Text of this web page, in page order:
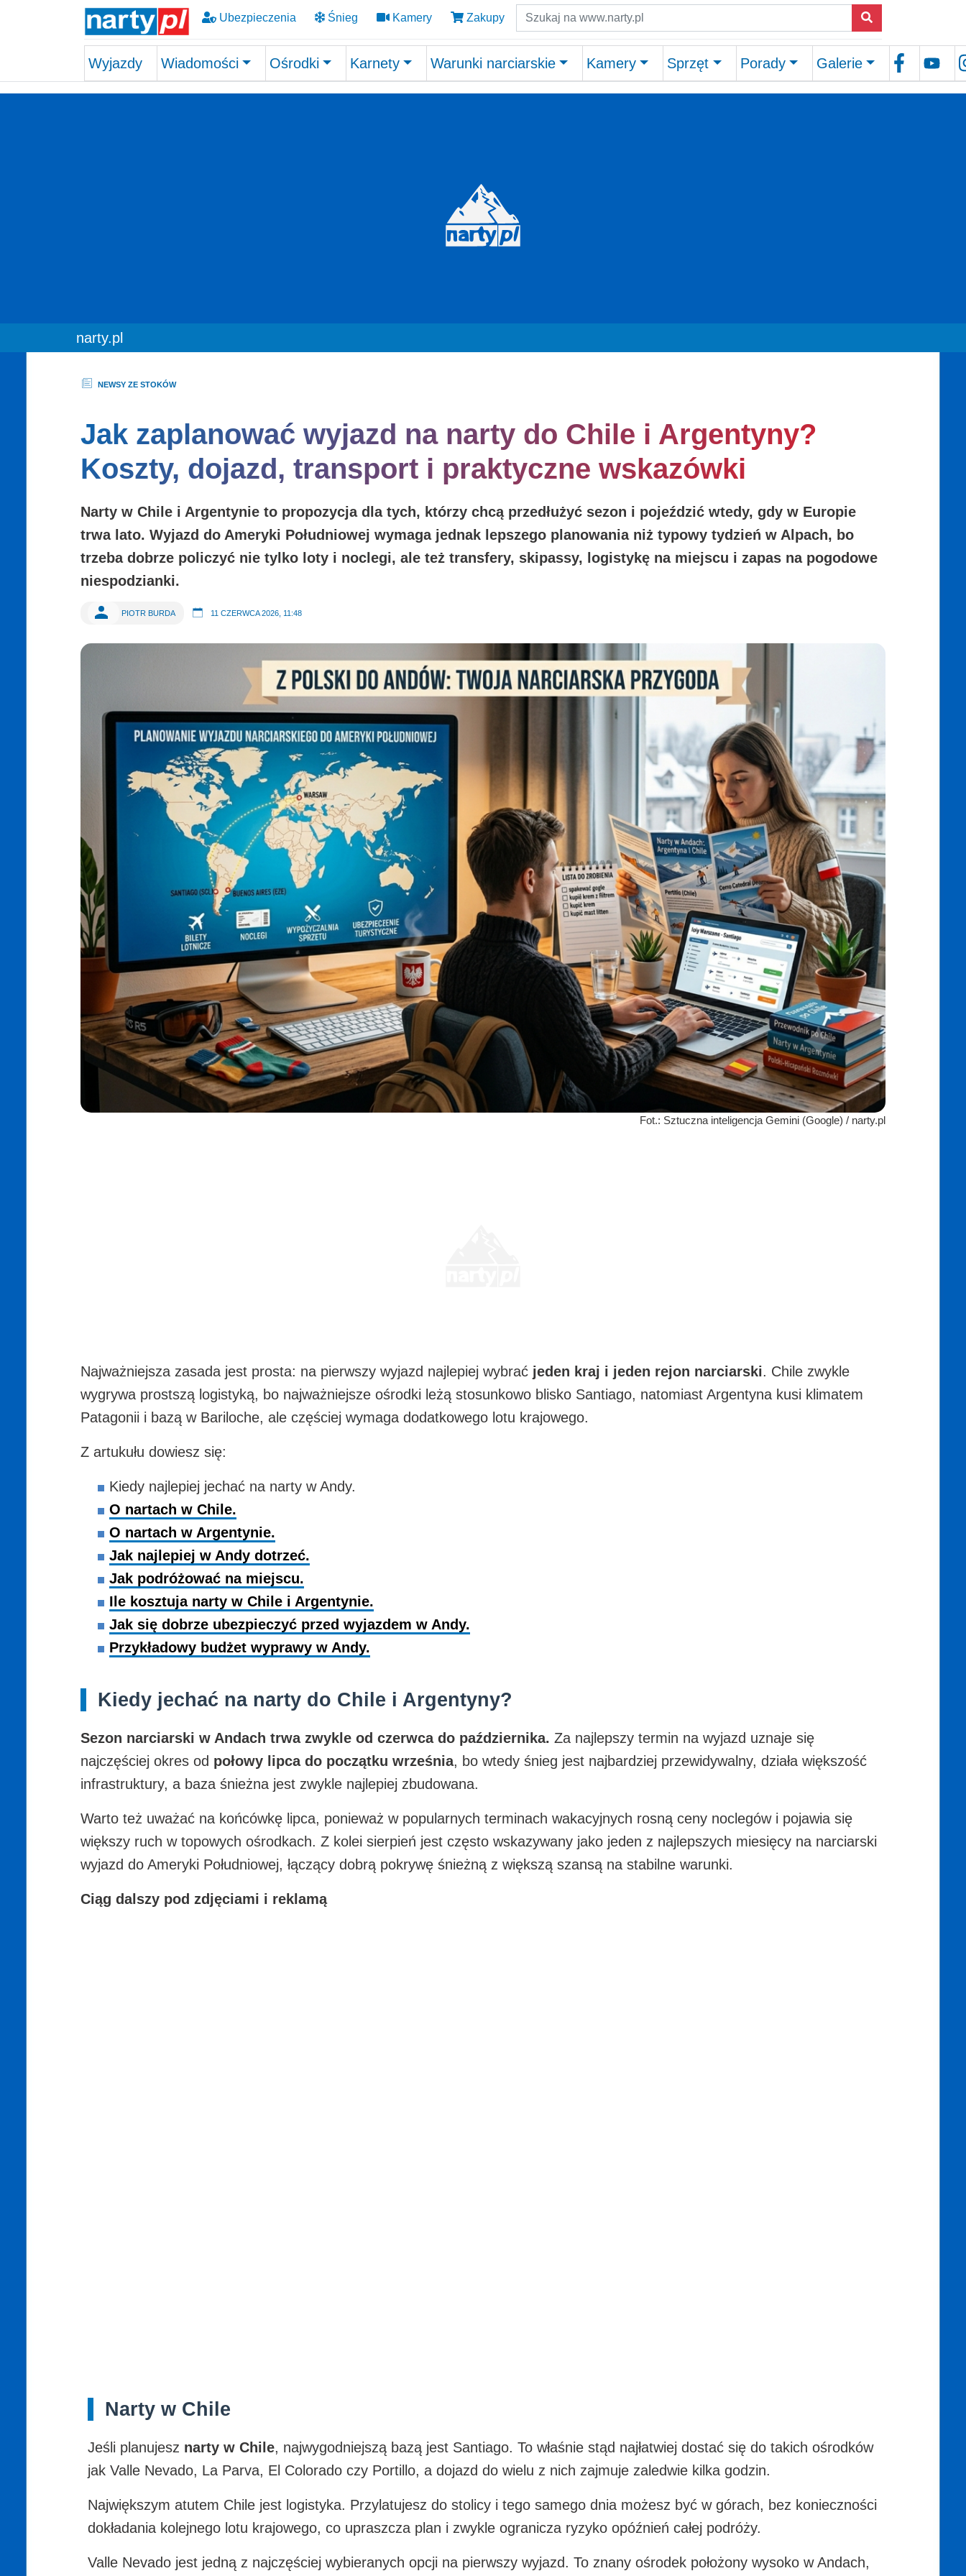
Ubezpieczenia Śnieg Kamery Zakupy Szukaj
Wyjazdy Wiadomości Ośrodki Karnety Warunki narciarskie Kamery Sprzęt Porady Galerie
You are here:
narty.pl
NEWSY ZE STOKÓW
Jak zaplanować wyjazd na narty do Chile i Argentyny?
Koszty, dojazd, transport i praktyczne wskazówki
Narty w Chile i Argentynie to propozycja dla tych, którzy chcą przedłużyć sezon i pojeździć wtedy, gdy w Europie
trwa lato. Wyjazd do Ameryki Południowej wymaga jednak lepszego planowania niż typowy tydzień w Alpach, bo
trzeba dobrze policzyć nie tylko loty i noclegi, ale też transfery, skipassy, logistykę na miejscu i zapas na pogodowe
niespodzianki.
PIOTR BURDA 11 CZERWCA 2026, 11:48
Fot.: Sztuczna inteligencja Gemini (Google) / narty.pl
Najważniejsza zasada jest prosta: na pierwszy wyjazd najlepiej wybrać jeden kraj i jeden rejon narciarski. Chile zwykle
wygrywa prostszą logistyką, bo najważniejsze ośrodki leżą stosunkowo blisko Santiago, natomiast Argentyna kusi klimatem
Patagonii i bazą w Bariloche, ale częściej wymaga dodatkowego lotu krajowego.
Z artukułu dowiesz się:
Kiedy najlepiej jechać na narty w Andy.
O nartach w Chile.
O nartach w Argentynie.
Jak najlepiej w Andy dotrzeć.
Jak podróżować na miejscu.
Ile kosztuja narty w Chile i Argentynie.
Jak się dobrze ubezpieczyć przed wyjazdem w Andy.
Przykładowy budżet wyprawy w Andy.
Kiedy jechać na narty do Chile i Argentyny?
Sezon narciarski w Andach trwa zwykle od czerwca do października. Za najlepszy termin na wyjazd uznaje się
najczęściej okres od połowy lipca do początku września, bo wtedy śnieg jest najbardziej przewidywalny, działa większość
infrastruktury, a baza śnieżna jest zwykle najlepiej zbudowana.
Warto też uważać na końcówkę lipca, ponieważ w popularnych terminach wakacyjnych rosną ceny noclegów i pojawia się
większy ruch w topowych ośrodkach. Z kolei sierpień jest często wskazywany jako jeden z najlepszych miesięcy na narciarski
wyjazd do Ameryki Południowej, łączący dobrą pokrywę śnieżną z większą szansą na stabilne warunki.
Ciąg dalszy pod zdjęciami i reklamą
Narty w Chile
Jeśli planujesz narty w Chile, najwygodniejszą bazą jest Santiago. To właśnie stąd najłatwiej dostać się do takich ośrodków
jak Valle Nevado, La Parva, El Colorado czy Portillo, a dojazd do wielu z nich zajmuje zaledwie kilka godzin.
Największym atutem Chile jest logistyka. Przylatujesz do stolicy i tego samego dnia możesz być w górach, bez konieczności
dokładania kolejnego lotu krajowego, co upraszcza plan i zwykle ogranicza ryzyko opóźnień całej podróży.
Valle Nevado jest jedną z najczęściej wybieranych opcji na pierwszy wyjazd. To znany ośrodek położony wysoko w Andach,